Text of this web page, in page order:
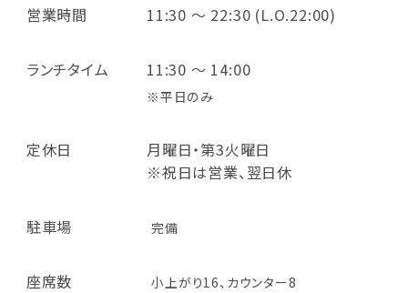
営業時間 11:30 ～ 22:30 (L.O.22:00)
ランチタイム 11:30 ～ 14:00
※平日のみ
定休日
月曜日・第3火曜日
※祝日は営業、翌日休
駐車場 完備
座席数 小上がり16、カウンター8